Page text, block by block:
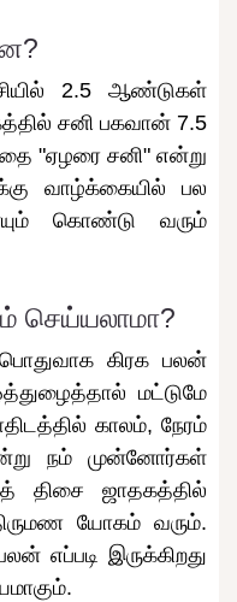
2.5 ஆண்டுகள்
சனி பகவான் 7.5
"ஏழரை சனி" என்று
வாழ்க்கையில் பல
கொண்டு வரும்
செய்யலாமா?
கிரக பலன்
மட்டுமே
காலம், நேரம்
நம் முன்னோர்கள்
திசை ஜாதகத்தில்
யோகம் வரும்.
எப்படி இருக்கிறது